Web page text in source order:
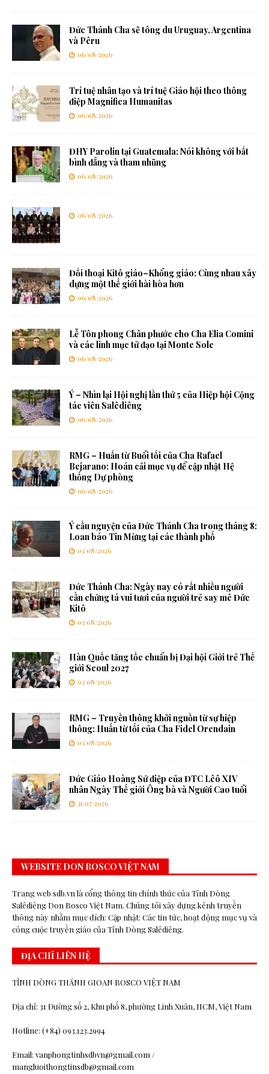
Đức Thánh Cha sẽ tông du Uruguay, Argentina
và Pêru
06/08/2026
Trí tuệ nhân tạo và trí tuệ Giáo hội theo thông
điệp Magnifica Humanitas
06/08/2026
ĐHY Parolin tại Guatemala: Nói không với bất
bình đẳng và tham nhũng
06/08/2026
06/08/2026
Đối thoại Kitô giáo–Khổng giáo: Cùng nhau xây
dựng một thế giới hài hòa hơn
06/08/2026
Lễ Tôn phong Chân phước cho Cha Elia Comini
và các linh mục tử đạo tại Monte Sole
06/08/2026
Ý – Nhìn lại Hội nghị lần thứ 5 của Hiệp hội Cộng
tác viên Salêdiêng
06/08/2026
RMG – Huấn từ Buổi tối của Cha Rafael
Bejarano: Hoán cải mục vụ để cập nhật Hệ
thống Dự phòng
06/08/2026
Ý cầu nguyện của Đức Thánh Cha trong tháng 8:
Loan báo Tin Mừng tại các thành phố
03/08/2026
Đức Thánh Cha: Ngày nay có rất nhiều người
cần chứng tá vui tươi của người trẻ say mê Đức
Kitô
03/08/2026
Hàn Quốc tăng tốc chuẩn bị Đại hội Giới trẻ Thế
giới Seoul 2027
03/08/2026
RMG – Truyền thông khởi nguồn từ sự hiệp
thông: Huấn từ tối của Cha Fidel Orendain
03/08/2026
Đức Giáo Hoàng Sứ điệp của ĐTC Lêô XIV
nhân Ngày Thế giới Ông bà và Người Cao tuổi
31/07/2026
WEBSITE DON BOSCO VIỆT NAM
Trang web sdb.vn là cổng thông tin chính thức của Tỉnh Dòng
Salêdiêng Don Bosco Việt Nam. Chúng tôi xây dựng kênh truyền
thông này nhằm mục đích: Cập nhật: Các tin tức, hoạt động mục vụ và
công cuộc truyền giáo của Tỉnh Dòng Salêdiêng.
ĐỊA CHỈ LIÊN HỆ
TỈNH DÒNG THÁNH GIOAN BOSCO VIỆT NAM
Địa chỉ: 31 Đường số 2, Khu phố 8, phường Linh Xuân, HCM, Việt Nam
Hotline: (+84) 093.123.2994
Email: vanphongtinhsdbvn@gmail.com /
mangluoithongtinsdb@gmail.com